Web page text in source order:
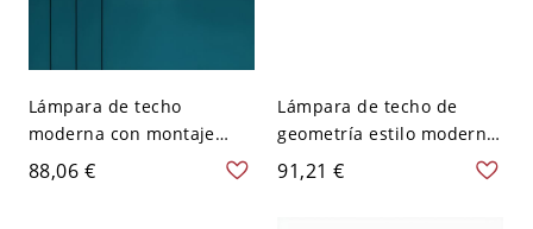
Lámpara de techo
moderna con montaje
semiempotrado y pantalla
de vidrio - 1 luz, diseño
88,06 €
Lámpara de techo de
geometría estilo moderno
con vidrio y 1 luz - 110 A
120 V 22,86 cm Rosa
91,21 €